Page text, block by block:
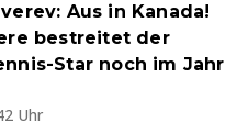
Aus in Kanada!
bestreitet der
Star noch im Jahr
Uhr